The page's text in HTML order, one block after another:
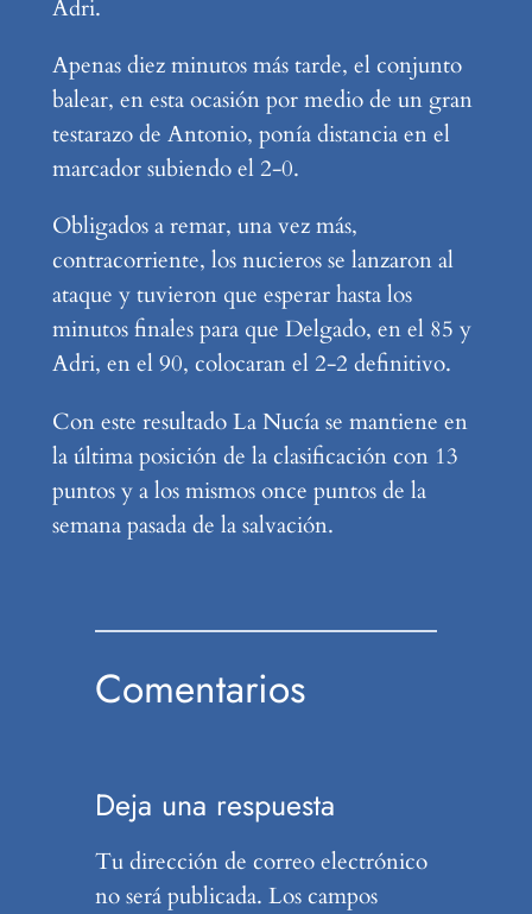
Adri.
Apenas diez minutos más tarde, el conjunto
balear, en esta ocasión por medio de un gran
testarazo de Antonio, ponía distancia en el
marcador subiendo el 2-0.
Obligados a remar, una vez más,
contracorriente, los nucieros se lanzaron al
ataque y tuvieron que esperar hasta los
minutos finales para que Delgado, en el 85 y
Adri, en el 90, colocaran el 2-2 definitivo.
Con este resultado La Nucía se mantiene en
la última posición de la clasificación con 13
puntos y a los mismos once puntos de la
semana pasada de la salvación.
Comentarios
Deja una respuesta
Tu dirección de correo electrónico
no será publicada. Los campos